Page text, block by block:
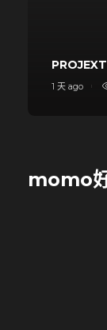
1 天 ago
momo